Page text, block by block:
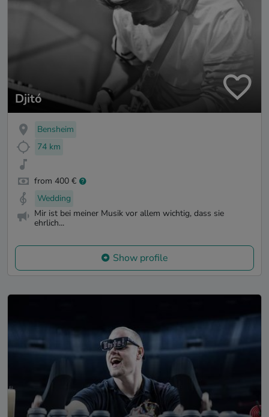
Djitó
Bensheim
74 km
from 400 €
Wedding
Mir ist bei meiner Musik vor allem wichtig, dass sie
ehrlich...
Show profile